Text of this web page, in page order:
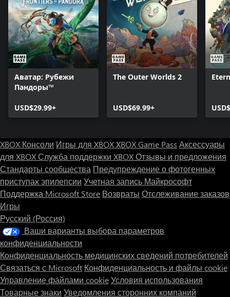
Аватар: Рубежи
Пандоры™
USD$29.99+
The Outer Worlds 2
USD$69.99+
XBOX Консоли Игры для XBOXXBOX Game Pass Аксессуары
для XBOXСлужба поддержки XBOXОтзывы и предложения
Стандарты сообщества Предупреждение о фотогенных
приступах эпилепсии Учетная запись Майкрософт
Поддержка Microsoft Store Возвраты Отслеживание заказов
Игры
Русский (Россия)
Ваши варианты выбора параметров
конфиденциальности
Конфиденциальность медицинских сведений потребителей
Связаться с Microsoft Конфиденциальность и файлы cookie
Управление файлами cookieУсловия использования
Товарные знаки Уведомления сторонних компаний